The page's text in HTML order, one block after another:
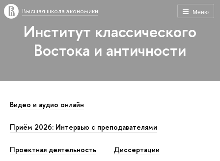
Меню
Высшая школа экономики
Институт классического
Востока и античности
Видео и аудио онлайн
Приём 2026: Интервью с преподавателями
Проектная деятельность Диссертации